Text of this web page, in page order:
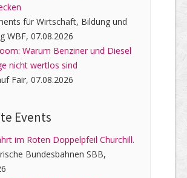
für Wirtschaft, Bildung und
WBF, 07.08.2026
Warum Benziner und Diesel
nicht wertlos sind
Fair, 07.08.2026
Events
im Roten Doppelpfeil Churchill.
Bundesbahnen SBB,